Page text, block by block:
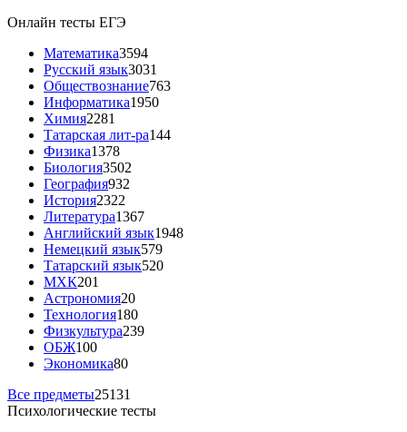
Онлайн тесты ЕГЭ
Математика3594
Русский язык3031
Обществознание763
Информатика1950
Химия2281
Татарская лит-ра144
Физика1378
Биология3502
География932
История2322
Литература1367
Английский язык1948
Немецкий язык579
Татарский язык520
МХК201
Астрономия20
Технология180
Физкультура239
ОБЖ100
Экономика80
Все предметы25131
Психологические тесты